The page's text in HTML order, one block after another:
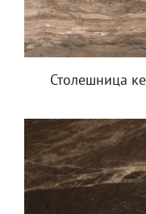
Столешница